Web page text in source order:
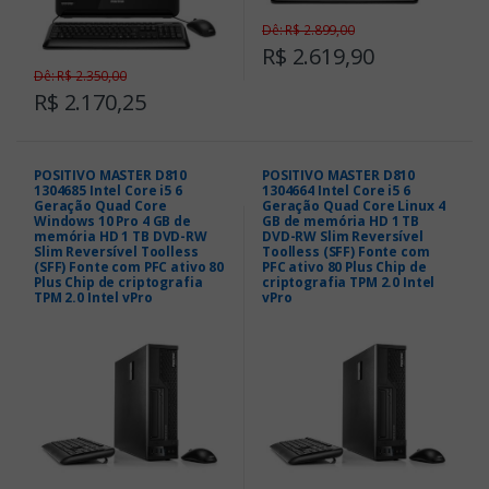
R$ 2.170,25
Dê: R$ 2.350,00
R$ 2.619,90
Dê: R$ 2.899,00
POSITIVO MASTER D810
1304685 Intel Core i5 6
Geração Quad Core
Windows 10 Pro 4 GB de
memória HD 1 TB DVD-RW
Slim Reversível Toolless
(SFF) Fonte com PFC ativo 80
Plus Chip de criptografia
TPM 2.0 Intel vPro
POSITIVO MASTER D810
1304664 Intel Core i5 6
Geração Quad Core Linux 4
GB de memória HD 1 TB
DVD-RW Slim Reversível
Toolless (SFF) Fonte com
PFC ativo 80 Plus Chip de
criptografia TPM 2.0 Intel
vPro